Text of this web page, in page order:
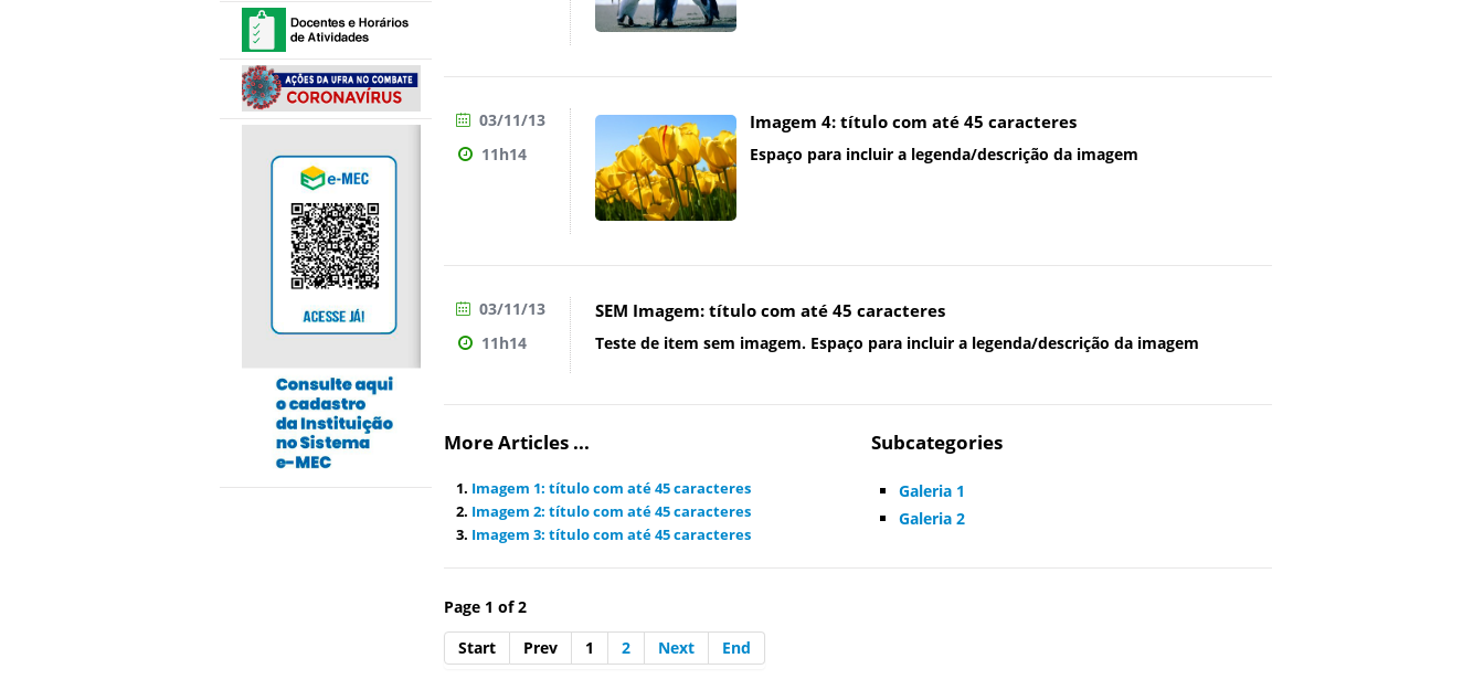
Imagem 4: título com até 45 caracteres
Espaço para incluir a legenda/descrição da imagem
03/11/13
11h14
SEM Imagem: título com até 45 caracteres
Teste de item sem imagem. Espaço para incluir a legenda/descrição da imagem
03/11/13
11h14
More Articles ...
Imagem 1: título com até 45 caracteres
Imagem 2: título com até 45 caracteres
Imagem 3: título com até 45 caracteres
Subcategories
Galeria 1
Galeria 2
Page 1 of 2
Start
Prev 1 2 Next End